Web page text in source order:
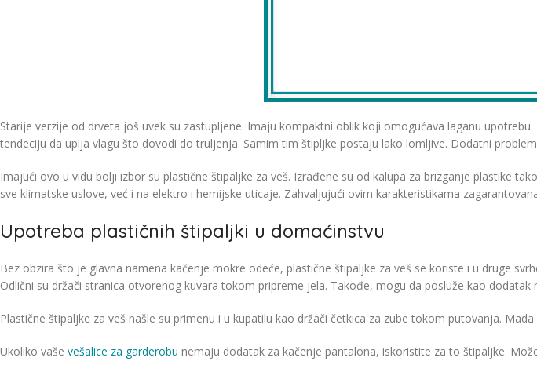
Starije verzije od drveta još uvek su zastupljene. Imaju kompaktni oblik koji omogućava laganu
tendeciju da upija vlagu što dovodi do truljenja. Samim tim štipljke postaju lako lomljive. Dodatni
Imajući ovo u vidu bolji izbor su plastične štipaljke za veš. Izrađene su od kalupa za brizganje plastike
sve klimatske uslove, već i na elektro i hemijske uticaje. Zahvaljujući ovim karakteristikama
Upotreba plastičnih štipaljki u domaćinstvu
Bez obzira što je glavna namena kačenje mokre odeće, plastične štipaljke za veš se koriste i u druge
Odlični su držači stranica otvorenog kuvara tokom pripreme jela. Takođe, mogu da posluže kao
Plastične štipaljke za veš našle su primenu i u kupatilu kao držači četkica za zube tokom putovanja.
Ukoliko vaše vešalice za garderobu nemaju dodatak za kačenje pantalona, iskoristite za to štipaljke.